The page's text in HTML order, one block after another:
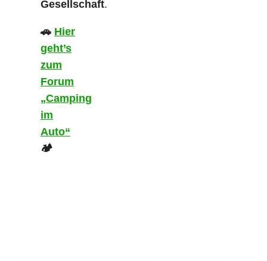
Gesellschaft.
🚗 Hier
geht’s
zum
Forum
„Camping
im
Auto“
🏕️